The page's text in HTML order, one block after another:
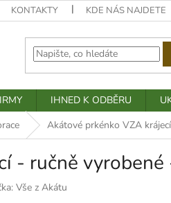
KONTAKTY KDE NÁS NAJDETE
IHNED K ODBĚRU
Akátové prkénko VZA
- ručně vyrobené
Vše z Akátu